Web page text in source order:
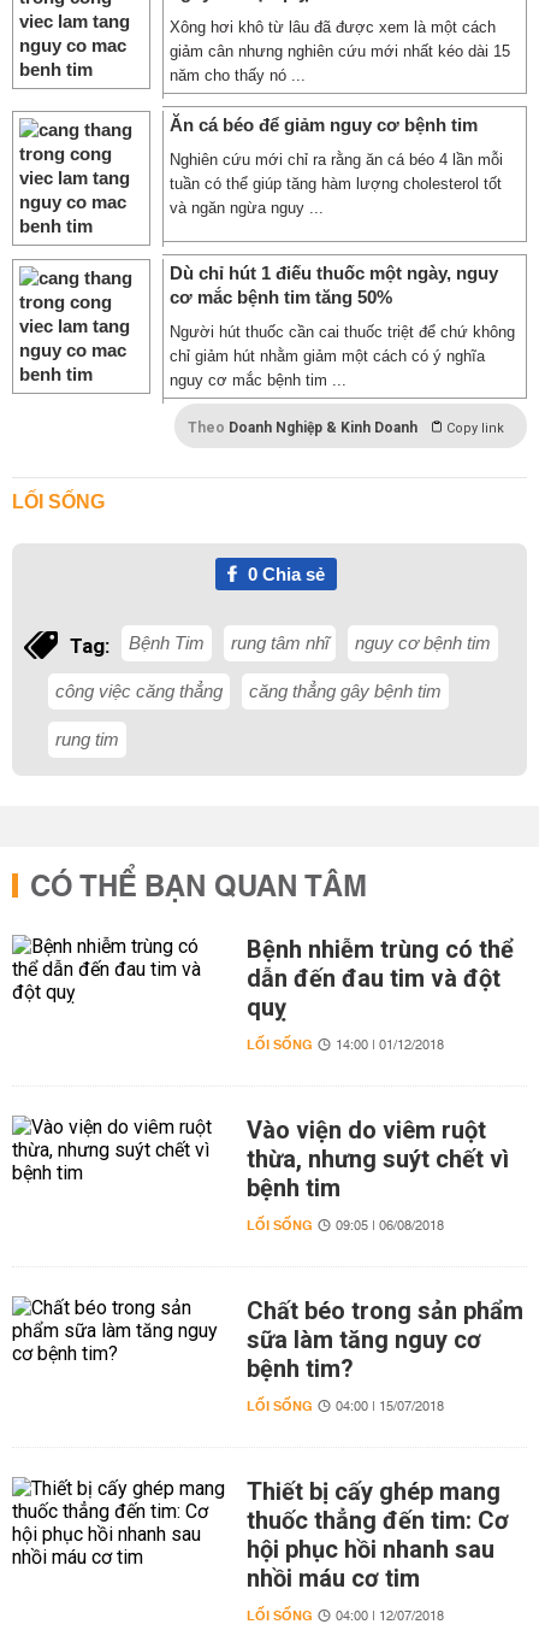
Xông hơi khô từ lâu đã được xem là một cách
giảm cân nhưng nghiên cứu mới nhất kéo dài 15
năm cho thấy nó ...
Ăn cá béo để giảm nguy cơ bệnh tim
Nghiên cứu mới chỉ ra rằng ăn cá béo 4 lần mỗi
tuần có thể giúp tăng hàm lượng cholesterol tốt
và ngăn ngừa nguy ...
Dù chỉ hút 1 điếu thuốc một ngày, nguy
cơ mắc bệnh tim tăng 50%
Người hút thuốc cần cai thuốc triệt để chứ không
chỉ giảm hút nhằm giảm một cách có ý nghĩa
nguy cơ mắc bệnh tim ...
Theo Doanh Nghiệp & Kinh Doanh Copy link
LỐI SỐNG
0Chia sẻ
Tag: Bệnh Tim rung tâm nhĩ nguy cơ bệnh tim
công việc căng thẳng căng thẳng gây bệnh tim
rung tim
CÓ THỂ BẠN QUAN TÂM
Bệnh nhiễm trùng có thể
dẫn đến đau tim và đột
quỵ
LỐI SỐNG 14:00 | 01/12/2018
Vào viện do viêm ruột
thừa, nhưng suýt chết vì
bệnh tim
LỐI SỐNG 09:05 | 06/08/2018
Chất béo trong sản phẩm
sữa làm tăng nguy cơ
bệnh tim?
LỐI SỐNG 04:00 | 15/07/2018
Thiết bị cấy ghép mang
thuốc thẳng đến tim: Cơ
hội phục hồi nhanh sau
nhồi máu cơ tim
LỐI SỐNG 04:00 | 12/07/2018